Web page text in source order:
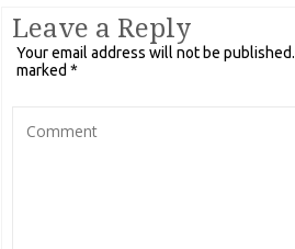
Leave a Reply
Your email address will not be published.
marked*